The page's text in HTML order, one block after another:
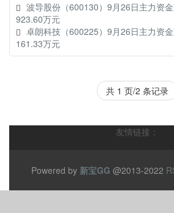
波导股份（600130）9月26日主力资
923.60万元
卓朗科技（600225）9月26日主力资
161.33万元
共 1 页/2 条记录
友情链接：
Powered by 新宝GG @2013-2022